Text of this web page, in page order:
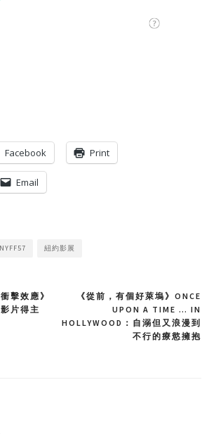
Facebook Print
Email
NYFF57 紐約影展
《從前，有個好萊塢》ONCE
UPON A TIME … IN
HOLLYWOOD：自溺但又浪漫到
不行的療慾擁抱
擊效應》
片得主